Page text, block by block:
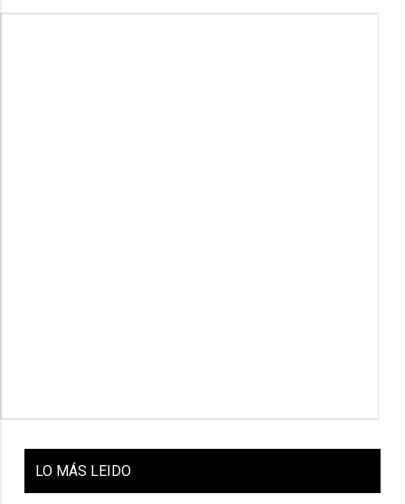
LO MÁS LEIDO